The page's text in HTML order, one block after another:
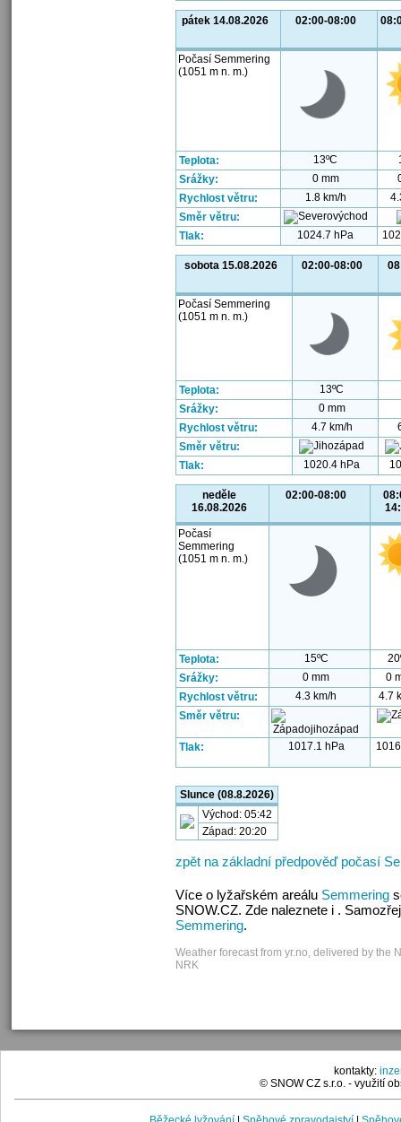
pátek 14.08.2026 02:00-08:00
Počasí Semmering
(1051 m n. m.)
Teplota: 13ºC
Srážky:
0 mm
Rychlost větru:
1.8 km/h
Směr větru:
Tlak:
1024.7 hPa
sobota 15.08.2026 02:00-08:00
Počasí Semmering
(1051 m n. m.)
Teplota:
13ºC
Srážky:
0 mm
Rychlost větru:
4.7 km/h
Směr větru:
Tlak:
1020.4 hPa
neděle
16.08.2026
02:00-08:00
Počasí
Semmering
(1051 m n. m.)
Teplota: 15ºC
Srážky:
0 mm
0
Rychlost větru:
4.3 km/h
4.7
Směr větru:
Tlak: 1017.1 hPa
Slunce (08.8.2026)
Východ: 05:42
Západ: 20:20
zpět na základní předpověď počasí
Více o lyžařském areálu Semmering
SNOW.CZ. Zde naleznete i .
Semmering.
Weather forecast from yr.no, delivered by the
NRK
kontakty:
© SNOW CZ s.r.o. - využití